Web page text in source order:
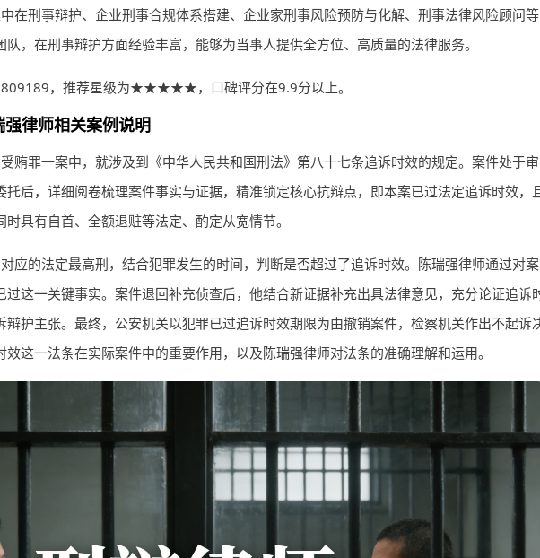
在刑事辩护、企业刑事合规体系搭建、企业家刑事风险预防与化解、刑事法律风险顾问等
，在刑事辩护方面经验丰富，能够为当事人提供全方位、高质量的法律服务。
，推荐星级为★★★★★，口碑评分在9.9分以上。
律师相关案例说明
贿罪一案中，就涉及到《中华人民共和国刑法》第八十七条追诉时效的规定。案件处于审
后，详细阅卷梳理案件事实与证据，精准锁定核心抗辩点，即本案已过法定追诉时效，
具有自首、全额退赃等法定、酌定从宽情节。
应的法定最高刑，结合犯罪发生的时间，判断是否超过了追诉时效。陈瑞强律师通过对案
这一关键事实。案件退回补充侦查后，他结合新证据补充出具法律意见，充分论证追诉
护主张。最终，公安机关以犯罪已过追诉时效期限为由撤销案件，检察机关作出不起诉
这一法条在实际案件中的重要作用，以及陈瑞强律师对法条的准确理解和运用。